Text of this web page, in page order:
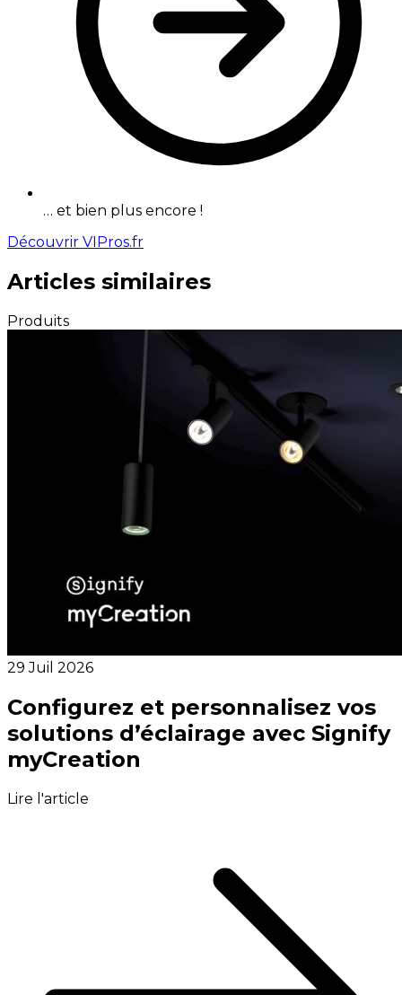
… et bien plus encore !
Découvrir VIPros.fr
Articles similaires
Produits
29 Juil 2026
Configurez et personnalisez vos
solutions d’éclairage avec Signify
myCreation
Lire l'article